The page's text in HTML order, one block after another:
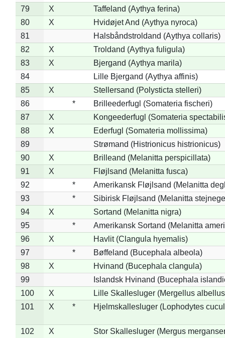
79
X
Taffeland (Aythya ferina)
80
X
Hvidøjet And (Aythya nyroca)
81
Halsbåndstroldand (Aythya collaris)
82
X
Troldand (Aythya fuligula)
83
X
Bjergand (Aythya marila)
84
Lille Bjergand (Aythya affinis)
85
X
Stellersand (Polysticta stelleri)
86
*
Brilleederfugl (Somateria fischeri)
87
X
Kongeederfugl (Somateria
88
X
Ederfugl (Somateria mollissima)
89
Strømand (Histrionicus histrionicus)
90
X
Brilleand (Melanitta perspicillata)
91
X
Fløjlsand (Melanitta fusca)
92
*
Amerikansk Fløjlsand (Melanitta
93
*
Sibirisk Fløjlsand (Melanitta
94
X
Sortand (Melanitta nigra)
95
*
Amerikansk Sortand (Melanitta
96
X
Havlit (Clangula hyemalis)
97
*
Bøffeland (Bucephala albeola)
98
X
Hvinand (Bucephala clangula)
99
Islandsk Hvinand (Bucephala
100
X
Lille Skallesluger (Mergellus
101
X * Hjelmskallesluger (Lophodytes
102 X Stor Skallesluger (Mergus